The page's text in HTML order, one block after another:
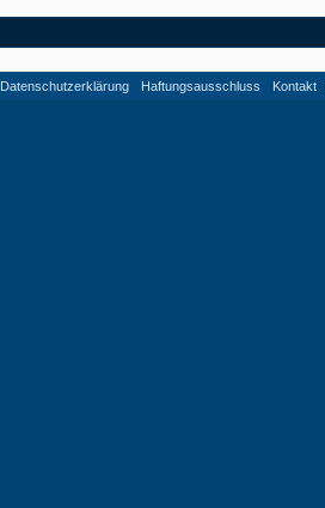
Datenschutzerklärung Haftungsausschluss Kontakt